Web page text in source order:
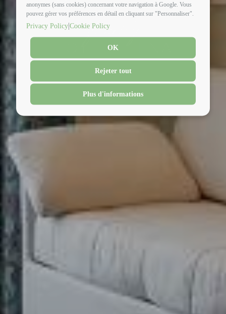
anonymes (sans cookies) concernant votre navigation à Google. Vous
pouvez gérer vos préférences en détail en cliquant sur "Personnaliser".
Privacy Policy|Cookie Policy
OK
Rejeter tout
Plus d'informations
family
HOTEL ELENA